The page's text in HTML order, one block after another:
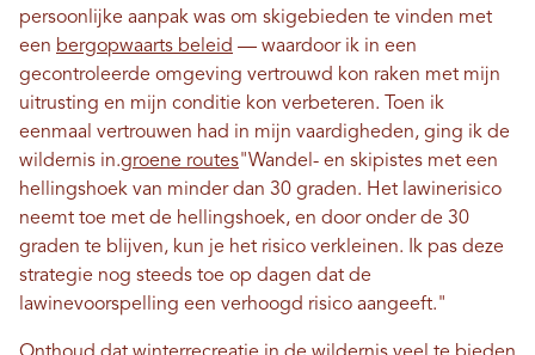
persoonlijke aanpak was om skigebieden te vinden met
een bergopwaarts beleid — waardoor ik in een
gecontroleerde omgeving vertrouwd kon raken met mijn
uitrusting en mijn conditie kon verbeteren. Toen ik
eenmaal vertrouwen had in mijn vaardigheden, ging ik de
wildernis in.groene routes"Wandel- en skipistes met een
hellingshoek van minder dan 30 graden. Het lawinerisico
neemt toe met de hellingshoek, en door onder de 30
graden te blijven, kun je het risico verkleinen. Ik pas deze
strategie nog steeds toe op dagen dat de
lawinevoorspelling een verhoogd risico aangeeft."